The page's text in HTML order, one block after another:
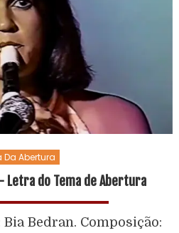
Da Abertura
Letra do Tema de Abertura
Bedran. Composição: